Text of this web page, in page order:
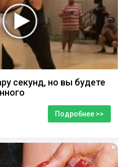
секунд, но вы будете
Подробнее >>
i